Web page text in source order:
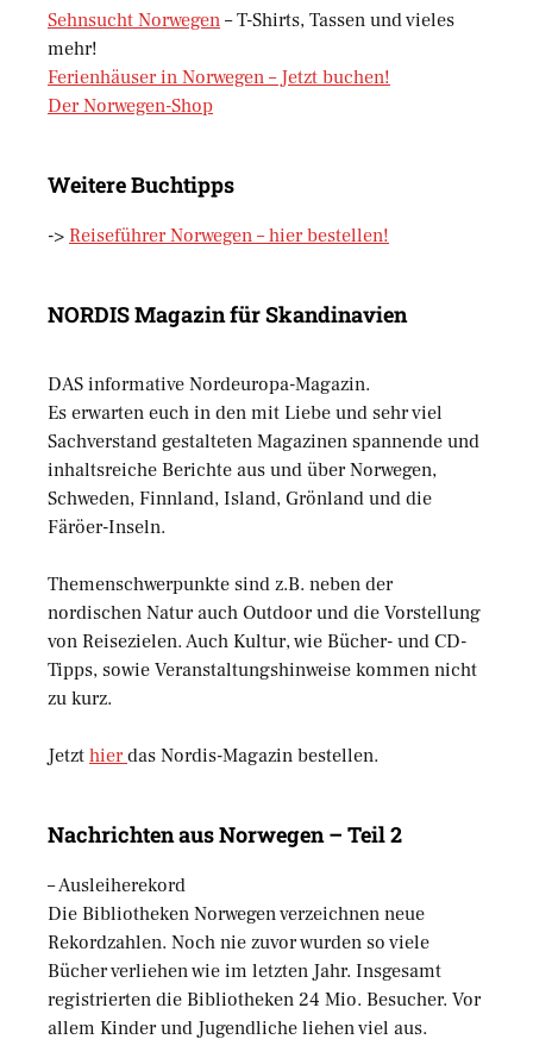
Sehnsucht Norwegen – T-Shirts, Tassen und vieles
mehr!
Ferienhäuser in Norwegen – Jetzt buchen!
Der Norwegen-Shop
Weitere Buchtipps
-> Reiseführer Norwegen – hier bestellen!
NORDIS Magazin für Skandinavien
DAS informative Nordeuropa-Magazin.
Es erwarten euch in den mit Liebe und sehr viel
Sachverstand gestalteten Magazinen spannende und
inhaltsreiche Berichte aus und über Norwegen,
Schweden, Finnland, Island, Grönland und die
Färöer-Inseln.
Themenschwerpunkte sind z.B. neben der
nordischen Natur auch Outdoor und die Vorstellung
von Reisezielen. Auch Kultur, wie Bücher- und CD-
Tipps, sowie Veranstaltungshinweise kommen nicht
zu kurz.
Jetzt hier das Nordis-Magazin bestellen.
Nachrichten aus Norwegen – Teil 2
– Ausleiherekord
Die Bibliotheken Norwegen verzeichnen neue
Rekordzahlen. Noch nie zuvor wurden so viele
Bücher verliehen wie im letzten Jahr. Insgesamt
registrierten die Bibliotheken 24 Mio. Besucher. Vor
allem Kinder und Jugendliche liehen viel aus.